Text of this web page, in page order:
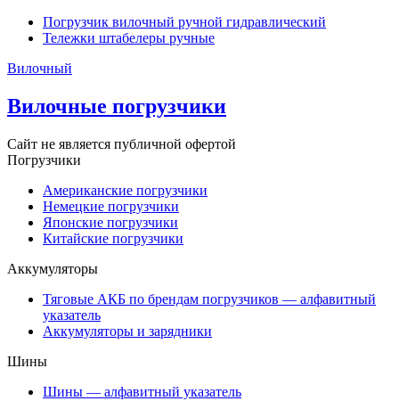
Погрузчик вилочный ручной гидравлический
Тележки штабелеры ручные
Вилочный
Вилочные погрузчики
Сайт не является публичной офертой
Погрузчики
Американские погрузчики
Немецкие погрузчики
Японские погрузчики
Китайские погрузчики
Аккумуляторы
Тяговые АКБ по брендам погрузчиков — алфавитный
указатель
Аккумуляторы и зарядники
Шины
Шины — алфавитный указатель